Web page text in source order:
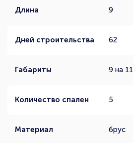
Длина 9
Дней строительства 62
Габариты 9 на 11
Количество спален 5
Материал брус